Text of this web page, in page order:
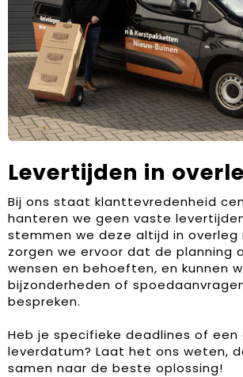
Levertijden in
Bij ons staat klanttevredenheid
hanteren we geen vaste
stemmen we deze altijd in overleg
zorgen we ervoor dat de planning
wensen en behoeften, en kunnen
bijzonderheden of
bespreken.
Heb je specifieke deadlines of een
leverdatum? Laat het ons weten,
samen naar de beste oplossing!